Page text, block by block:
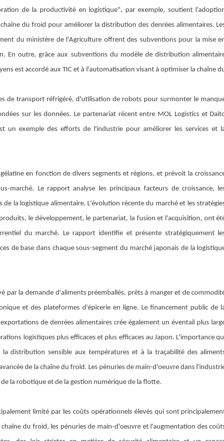
de la productivité en logistique", par exemple, soutient
du froid pour améliorer la distribution des denrées alimentaires.
du ministère de l'Agriculture offrent des subventions pour la mise
En outre, grâce aux subventions du modèle de distribution
est accordé aux TIC et à l'automatisation visant à optimiser la chaîne
de transport réfrigéré, d'utilisation de robots pour surmonter le
sur les données. Le partenariat récent entre MOL Logistics et
un exemple des efforts de l'industrie pour améliorer les services et
en fonction de divers segments et régions, et prévoit la
marché. Le rapport analyse les principaux facteurs de croissance,
la logistique alimentaire. L'évolution récente du marché et les
le développement, le partenariat, la fusion et l'acquisition, ont
du marché. Le rapport identifie et présente stratégiquement
de base dans chaque sous-segment du marché japonais de la
par la demande d'aliments préemballés, prêts à manger et de
et des plateformes d'épicerie en ligne. Le financement public de
de denrées alimentaires crée également un éventail plus
logistiques plus efficaces et plus efficaces au Japon. L'importance
distribution sensible aux températures et à la traçabilité des
de la chaîne du froid. Les pénuries de main-d'oeuvre dans
la robotique et de la gestion numérique de la flotte.
limité par les coûts opérationnels élevés qui sont
du froid, les pénuries de main-d'oeuvre et l'augmentation des